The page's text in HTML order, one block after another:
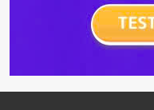
câu trả lời
gấp bội!